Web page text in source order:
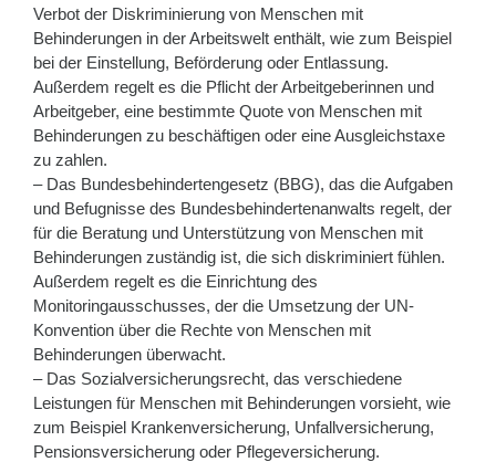
Verbot der Diskriminierung von Menschen mit
Behinderungen in der Arbeitswelt enthält, wie zum Beispiel
bei der Einstellung, Beförderung oder Entlassung.
Außerdem regelt es die Pflicht der Arbeitgeberinnen und
Arbeitgeber, eine bestimmte Quote von Menschen mit
Behinderungen zu beschäftigen oder eine Ausgleichstaxe
zu zahlen.
– Das Bundesbehindertengesetz (BBG), das die Aufgaben
und Befugnisse des Bundesbehindertenanwalts regelt, der
für die Beratung und Unterstützung von Menschen mit
Behinderungen zuständig ist, die sich diskriminiert fühlen.
Außerdem regelt es die Einrichtung des
Monitoringausschusses, der die Umsetzung der UN-
Konvention über die Rechte von Menschen mit
Behinderungen überwacht.
– Das Sozialversicherungsrecht, das verschiedene
Leistungen für Menschen mit Behinderungen vorsieht, wie
zum Beispiel Krankenversicherung, Unfallversicherung,
Pensionsversicherung oder Pflegeversicherung.